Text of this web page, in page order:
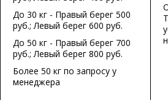
До 30 кг - Правый берег 500
руб.; Левый берег 600 руб.
До 50 кг - Правый берег 700
руб.; Левый берег 800 руб.
Более 50 кг по запросу у
менеджера